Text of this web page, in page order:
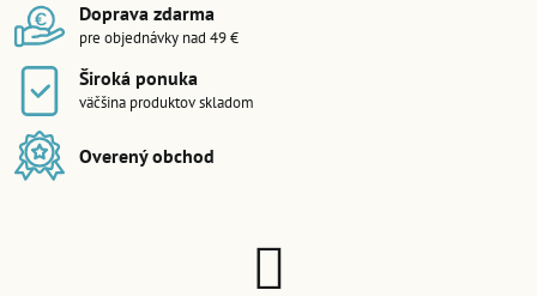
Doprava zdarma
pre objednávky nad 49 €
Široká ponuka
väčšina produktov skladom
Overený obchod